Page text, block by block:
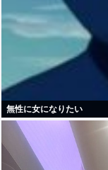
無性に女になりたい